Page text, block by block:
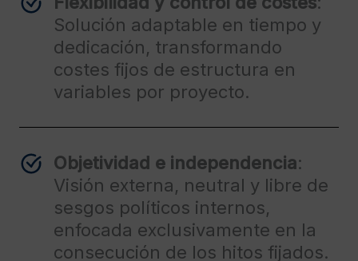
Solución adaptable en tiempo y
dedicación, transformando
costes fijos de estructura en
variables por proyecto.
Objetividad e independencia:
Visión externa, neutral y libre de
sesgos políticos internos,
enfocada exclusivamente en la
consecución de los hitos fijados.